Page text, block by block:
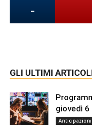
-
GLI ULTIMI
giovedì
Anticipazioni